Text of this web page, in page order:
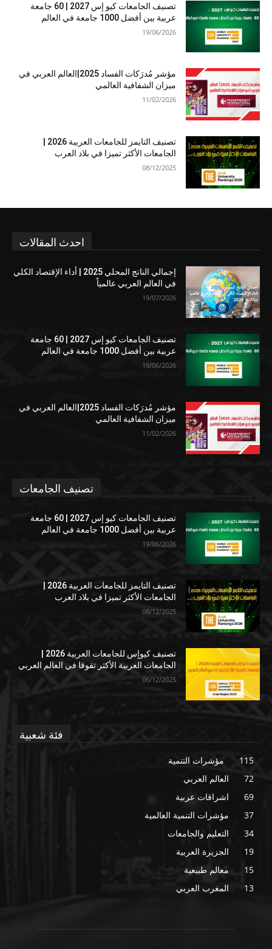
تصنيف الجامعات كيو إس 2027 | 60 جامعة
عربية بين أفضل 1000 جامعة في العالم
19/06/2026
مؤشر مُدرَكات الفساد 2025|العالم العربي في
ميزان الشفافية العالمي
11/02/2026
الجامعات الأكثر تميزا في بلاد العرب
08/12/2025
احدث المقالات
إجمالي الناتج المحلي 2025 | أداء الإقتصاد الكلي
في العالم العربي عالمياً
19/07/2026
تصنيف الجامعات كيو إس 2027 | 60 جامعة
عربية بين أفضل 1000 جامعة في العالم
19/06/2026
مؤشر مُدرَكات الفساد 2025|العالم العربي في
ميزان الشفافية العالمي
11/02/2026
تصنيف الجامعات
تصنيف الجامعات كيو إس 2027 | 60 جامعة
عربية بين أفضل 1000 جامعة في العالم
19/06/2026
الجامعات الأكثر تميزا في بلاد العرب
08/12/2025
الجامعات العربية الأكثر تفوقا في العالم العربي
06/12/2025
فئة شعبية
مؤشرات التنمية
115
العالم العربي
72
اشراقات عربية
69
مؤشرات التنمية العالمية
37
التعليم والجامعات
34
الجزيرة العربية
19
معالم طبيعية
15
المغرب العربي
13